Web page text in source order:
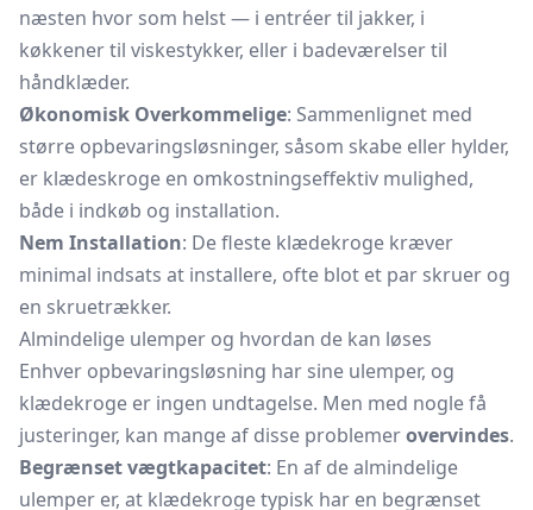
næsten hvor som helst — i entréer til jakker, i
køkkener til viskestykker, eller i badeværelser til
håndklæder.
Økonomisk Overkommelige: Sammenlignet med
større opbevaringsløsninger, såsom skabe eller hylder,
er klædeskroge en omkostningseffektiv mulighed,
både i indkøb og installation.
Nem Installation: De fleste klædekroge kræver
minimal indsats at installere, ofte blot et par skruer og
en skruetrækker.
Almindelige ulemper og hvordan de kan løses
Enhver opbevaringsløsning har sine ulemper, og
klædekroge er ingen undtagelse. Men med nogle få
justeringer, kan mange af disse problemerovervindes.
Begrænset vægtkapacitet: En af de almindelige
ulemper er, at klædekroge typisk har en begrænset